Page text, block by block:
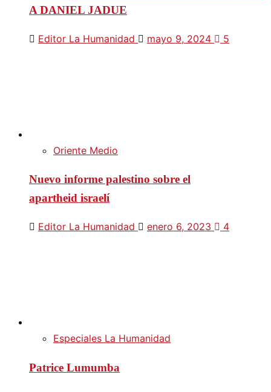
A DANIEL JADUE
Editor La Humanidad mayo 9, 2024 5
Oriente Medio
Nuevo informe palestino sobre el
apartheid israelí
Editor La Humanidad enero 6, 2023 4
Especiales La Humanidad
Patrice Lumumba